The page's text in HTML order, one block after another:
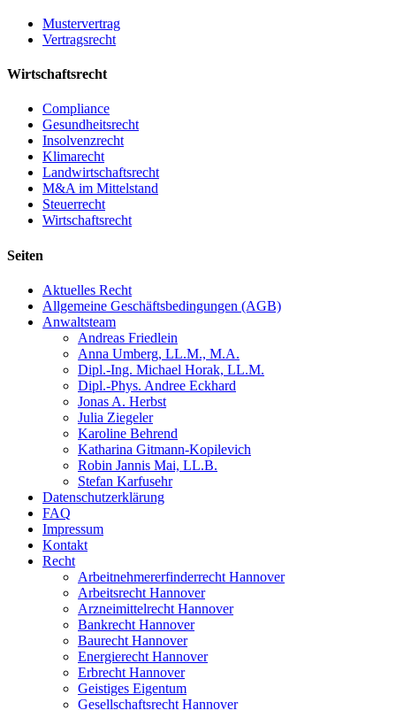
Mustervertrag
Vertragsrecht
Wirtschaftsrecht
Compliance
Gesundheitsrecht
Insolvenzrecht
Klimarecht
Landwirtschaftsrecht
M&A im Mittelstand
Steuerrecht
Wirtschaftsrecht
Seiten
Aktuelles Recht
Allgemeine Geschäftsbedingungen (AGB)
Anwaltsteam
Andreas Friedlein
Anna Umberg, LL.M., M.A.
Dipl.-Ing. Michael Horak, LL.M.
Dipl.-Phys. Andree Eckhard
Jonas A. Herbst
Julia Ziegeler
Karoline Behrend
Katharina Gitmann-Kopilevich
Robin Jannis Mai, LL.B.
Stefan Karfusehr
Datenschutzerklärung
FAQ
Impressum
Kontakt
Recht
Arbeitnehmererfinderrecht Hannover
Arbeitsrecht Hannover
Arzneimittelrecht Hannover
Bankrecht Hannover
Baurecht Hannover
Energierecht Hannover
Erbrecht Hannover
Geistiges Eigentum
Gesellschaftsrecht Hannover